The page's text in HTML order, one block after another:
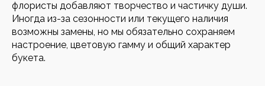
флористы добавляют творчество и частичку души.
Иногда из-за сезонности или текущего наличия
возможны замены, но мы обязательно сохраняем
настроение, цветовую гамму и общий характер
букета.